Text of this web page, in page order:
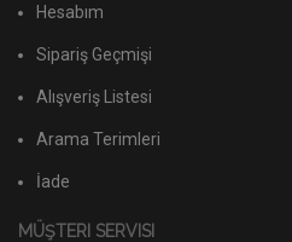
Hesabım
Sipariş Geçmişi
Alışveriş Listesi
Arama Terimleri
İade
MÜŞTERI SERVISI